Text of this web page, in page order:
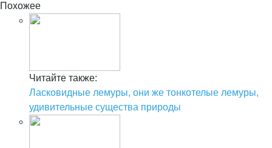
Похожее
Читайте также:
Ласковидные лемуры, они же тонкотелые лемуры,
удивительные существа природы